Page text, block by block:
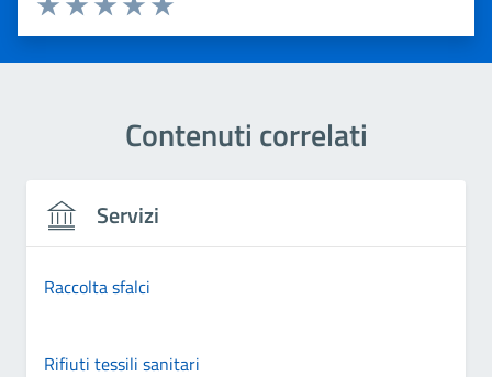
Valuta 5 stelle su 5
Valuta 4 stelle su 5
Valuta 3 stelle su 5
Valuta 2 stelle su 5
Valuta 1 stelle su 5
Contenuti correlati
Servizi
Raccolta sfalci
Rifiuti tessili sanitari